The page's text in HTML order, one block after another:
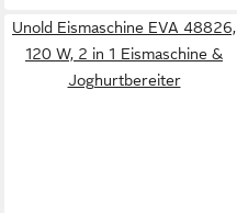
Unold Eismaschine EVA 48826,
120 W, 2 in 1 Eismaschine &
Joghurtbereiter